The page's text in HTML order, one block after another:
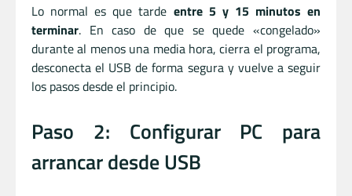
Lo normal es que tarde entre 5 y 15 minutos en
terminar. En caso de que se quede «congelado»
durante al menos una media hora, cierra el programa,
desconecta el USB de forma segura y vuelve a seguir
los pasos desde el principio.
Paso 2: Configurar PC para
arrancar desde USB